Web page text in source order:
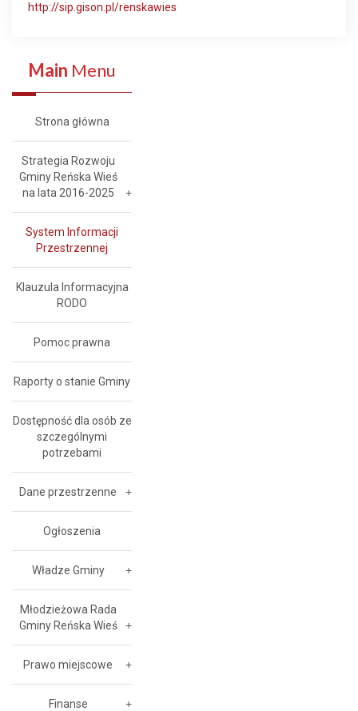
http://sip.gison.pl/renskawies
Main Menu
Strona główna
Strategia Rozwoju
Gminy Reńska Wieś
na lata 2016-2025
System Informacji
Przestrzennej
Klauzula Informacyjna
RODO
Pomoc prawna
Raporty o stanie Gminy
Dostępność dla osób ze
szczególnymi
potrzebami
Dane przestrzenne
Ogłoszenia
Władze Gminy
Młodzieżowa Rada
Gminy Reńska Wieś
Prawo miejscowe
Finanse